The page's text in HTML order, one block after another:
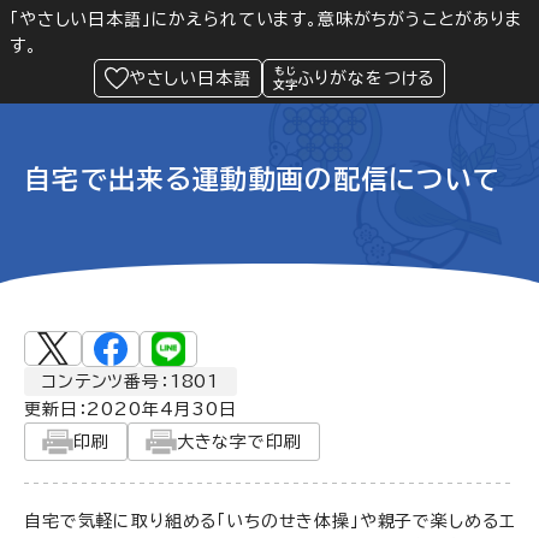
「やさしい日本語」にかえられています。意味がちがうことがありま
す。
やさしい日本語
ふりがなをつける
Language 閲覧支援
緊急情報
自宅で出来る運動動画の配信について
コンテンツ番号：1801
更新日： 2020年4月30日
印刷
大きな字で印刷
自宅で気軽に取り組める「いちのせき体操」や親子で楽しめるエ